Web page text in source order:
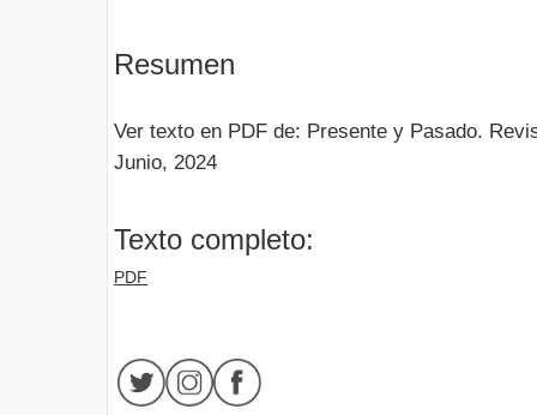
Resumen
Ver texto en PDF de: Presente y Pasado.
Junio, 2024
Texto completo:
PDF